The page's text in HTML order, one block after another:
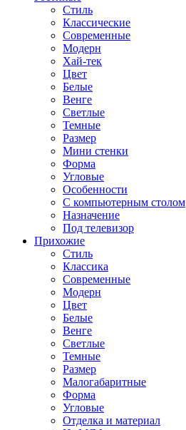
Стиль
Классические
Современные
Модерн
Хай-тек
Цвет
Белые
Венге
Светлые
Темные
Размер
Мини стенки
Форма
Угловые
Особенности
С компьютерным столом
Назначение
Под телевизор
Прихожие
Стиль
Классика
Современные
Модерн
Цвет
Белые
Венге
Светлые
Темные
Размер
Малогабаритные
Форма
Угловые
Отделка и материал